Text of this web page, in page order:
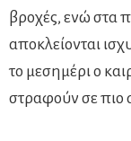
βροχές, ενώ στα
αποκλείονται
το μεσημέρι ο
στραφούν σε πιο